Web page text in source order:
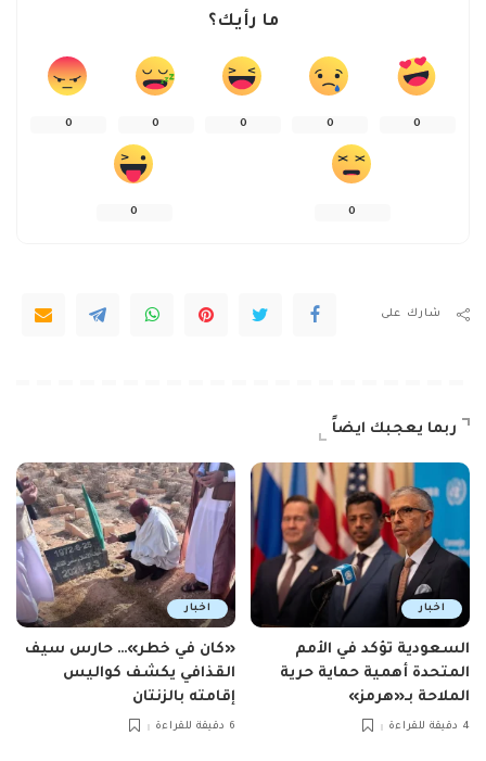
ما رأيك؟
0
0
0
0
0
0
0
شارك على
ربما يعجبك ايضاً
اخبار
السعودية تؤكد في الأمم
المتحدة أهمية حماية حرية
الملاحة بـ«هرمز»
4 دقيقة للقراءة
اخبار
«كان في خطر»… حارس سيف
القذافي يكشف كواليس
إقامته بالزنتان
6 دقيقة للقراءة